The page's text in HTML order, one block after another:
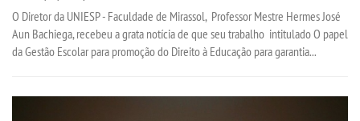
TRABALHE CONOSCO
OUVIDORIA
O Diretor da UNIESP - Faculdade de Mirassol, Professor Mestre Hermes José
Aun Bachiega, recebeu a grata notícia de que seu trabalho intitulado O papel
da Gestão Escolar para promoção do Direito à Educação para garantia...